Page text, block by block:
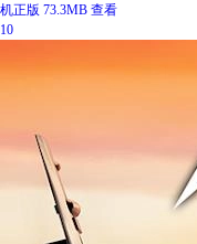
机正版 73.3MB 查看
10